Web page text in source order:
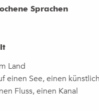
Sprachen
Sprachen
Land
einen See, einen
Fluss, einen Kanal